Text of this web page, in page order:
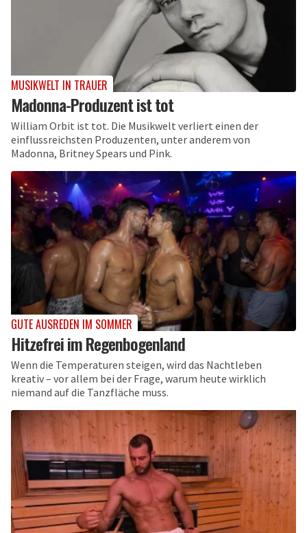
MUSIKWELT IN TRAUER
Madonna-Produzent ist tot
William Orbit ist tot. Die Musikwelt verliert einen der
einflussreichsten Produzenten, unter anderem von
Madonna, Britney Spears und Pink.
GUTE AUSREDEN IM SOMMER
Hitzefrei im Regenbogenland
Wenn die Temperaturen steigen, wird das Nachtleben
kreativ – vor allem bei der Frage, warum heute wirklich
niemand auf die Tanzfläche muss.